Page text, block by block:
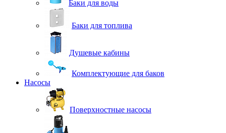
Баки для воды
Баки для топлива
Душевые кабины
Комплектующие для баков
Насосы
Поверхностные насосы